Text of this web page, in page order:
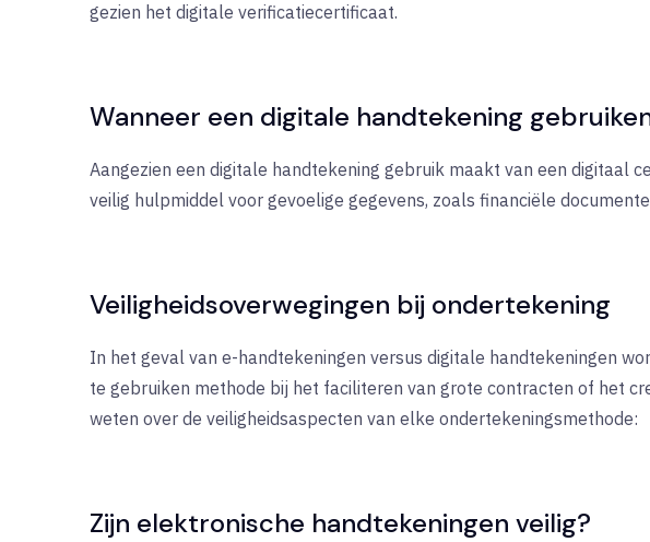
gezien het digitale verificatiecertificaat.
Wanneer een digitale handtekening
Aangezien een digitale handtekening gebruik maakt van een digitaal
veilig hulpmiddel voor gevoelige gegevens, zoals financiële
Veiligheidsoverwegingen bij ondertekening
In het geval van e-handtekeningen versus digitale handtekeningen
te gebruiken methode bij het faciliteren van grote contracten of het
weten over de veiligheidsaspecten van elke ondertekeningsmethode:
Zijn elektronische handtekeningen veilig?